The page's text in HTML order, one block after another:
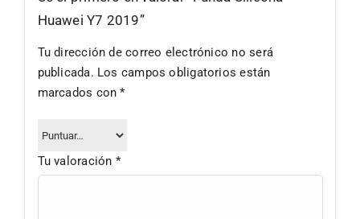
Huawei Y7 2019”
Tu dirección de correo electrónico no será
publicada. Los campos obligatorios están
marcados con*
Tu valoración *